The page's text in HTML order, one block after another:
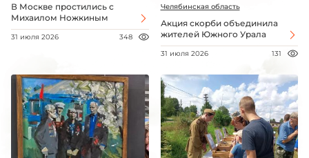
В Москве простились с
Михаилом Ножкиным
31 июля 2026 348
Челябинская область
Акция скорби объединила
жителей Южного Урала
31 июля 2026 131